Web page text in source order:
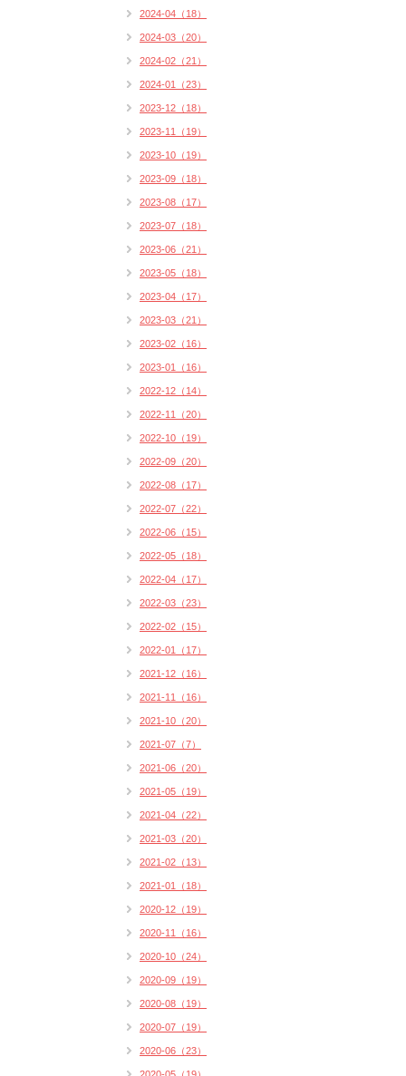
2024-04（18）
2024-03（20）
2024-02（21）
2024-01（23）
2023-12（18）
2023-11（19）
2023-10（19）
2023-09（18）
2023-08（17）
2023-07（18）
2023-06（21）
2023-05（18）
2023-04（17）
2023-03（21）
2023-02（16）
2023-01（16）
2022-12（14）
2022-11（20）
2022-10（19）
2022-09（20）
2022-08（17）
2022-07（22）
2022-06（15）
2022-05（18）
2022-04（17）
2022-03（23）
2022-02（15）
2022-01（17）
2021-12（16）
2021-11（16）
2021-10（20）
2021-07（7）
2021-06（20）
2021-05（19）
2021-04（22）
2021-03（20）
2021-02（13）
2021-01（18）
2020-12（19）
2020-11（16）
2020-10（24）
2020-09（19）
2020-08（19）
2020-07（19）
2020-06（23）